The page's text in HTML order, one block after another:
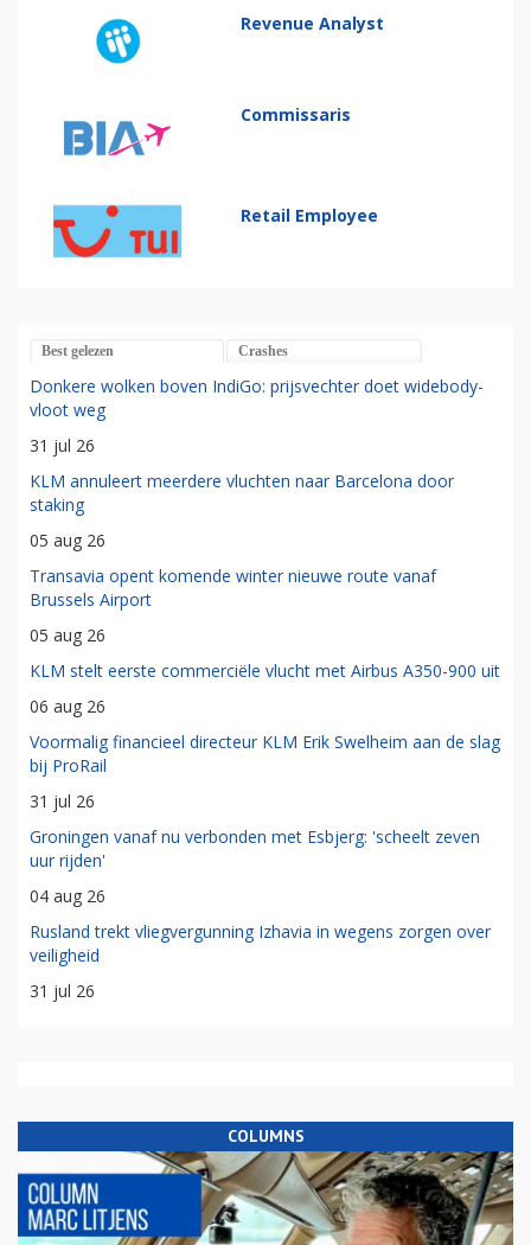
Revenue Analyst
Commissaris
Retail Employee
Best gelezen Crashes
Donkere wolken boven IndiGo: prijsvechter doet widebody-
vloot weg
31 jul 26
KLM annuleert meerdere vluchten naar Barcelona door
staking
05 aug 26
Transavia opent komende winter nieuwe route vanaf
Brussels Airport
05 aug 26
KLM stelt eerste commerciële vlucht met Airbus A350-900 uit
06 aug 26
Voormalig financieel directeur KLM Erik Swelheim aan de slag
bij ProRail
31 jul 26
Groningen vanaf nu verbonden met Esbjerg: 'scheelt zeven
uur rijden'
04 aug 26
Rusland trekt vliegvergunning Izhavia in wegens zorgen over
veiligheid
31 jul 26
COLUMNS